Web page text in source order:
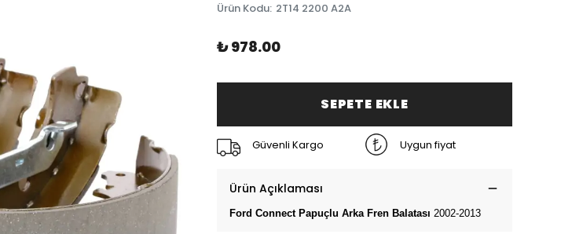
Ürün Kodu: 2T14 2200 A2A
₺ 978.00
SEPETE EKLE
Güvenli Kargo Uygun fiyat
Ürün Açıklaması
Ford Connect Papuçlu Arka Fren Balatası 2002-2013